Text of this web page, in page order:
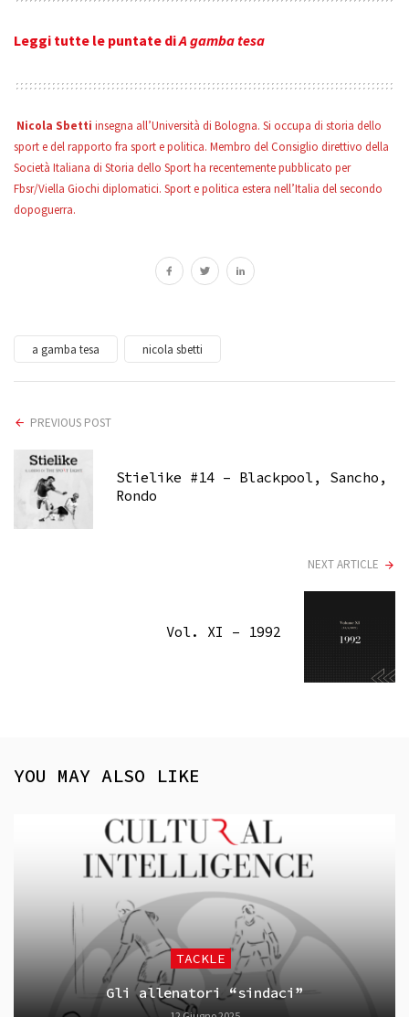
Leggi tutte le puntate diA gamba tesa
Nicola Sbetti insegna all’Università di Bologna. Si occupa di storia dello
sport e del rapporto fra sport e politica. Membro del Consiglio direttivo della
Società Italiana di Storia dello Sport ha recentemente pubblicato per
Fbsr/Viella Giochi diplomatici. Sport e politica estera nell’Italia del secondo
dopoguerra.
a gamba tesa nicola sbetti
PREVIOUS POST
Stielike #14 – Blackpool, Sancho,
Rondo
NEXT ARTICLE
Vol. XI – 1992
YOU MAY ALSO LIKE
TACKLE
Gli allenatori “sindaci”